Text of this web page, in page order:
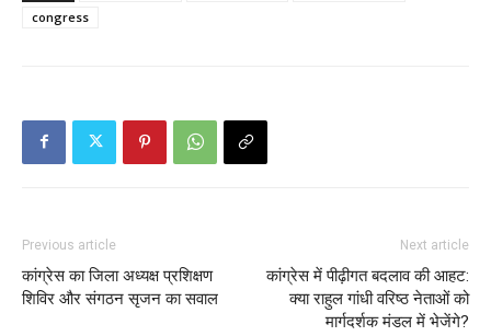
congress
Previous article
कांग्रेस का जिला अध्यक्ष प्रशिक्षण
शिविर और संगठन सृजन का सवाल
Next article
कांग्रेस में पीढ़ीगत बदलाव की आहट:
क्या राहुल गांधी वरिष्ठ नेताओं को
मार्गदर्शक मंडल में भेजेंगे?